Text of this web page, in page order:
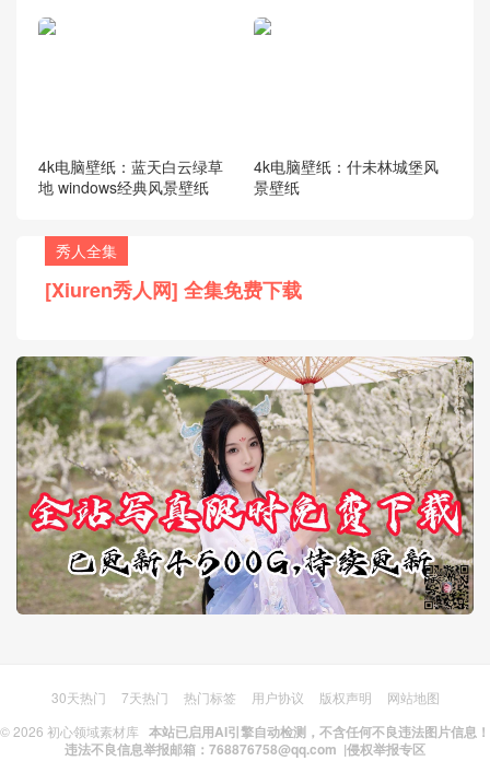
4k电脑壁纸：蓝天白云绿草
地 windows经典风景壁纸
4k电脑壁纸：什未林城堡风
景壁纸
秀人全集
[Xiuren秀人网] 全集免费下载
30天热门 7天热门 热门标签 用户协议 版权声明
网站地图
© 2026 初心领域素材库 本站已启用AI引擎自动检测，不含任何不良违法图片信息！
违法不良信息举报邮箱：768876758@qq.com |侵权举报专区